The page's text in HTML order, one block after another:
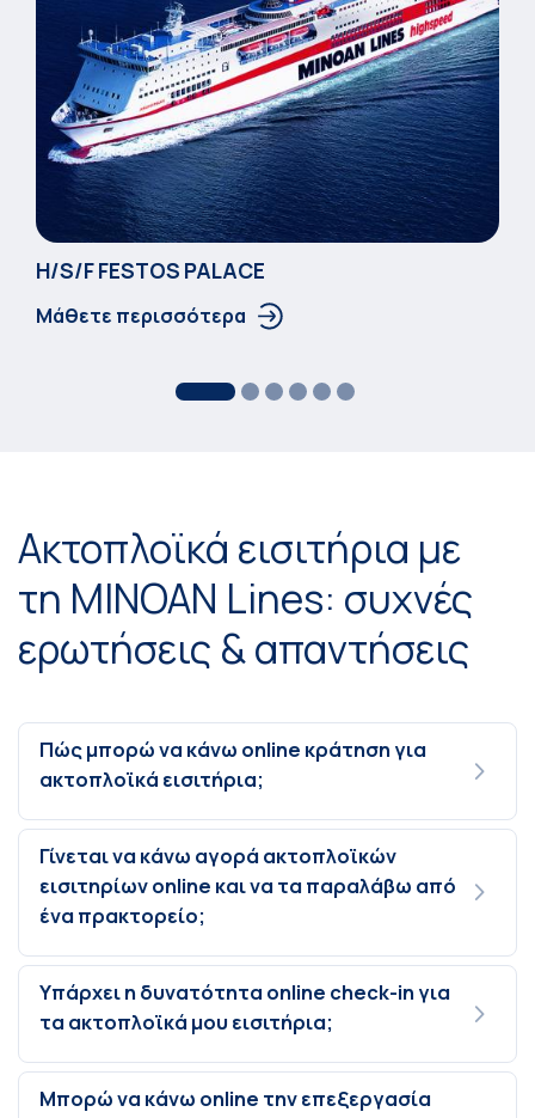
Η/S/F FESTOS PALACΕ
Μάθετε περισσότερα
Ακτοπλοϊκά εισιτήρια με
τη MINOAN Lines: συχνές
ερωτήσεις & απαντήσεις
Πώς μπορώ να κάνω online κράτηση για
ακτοπλοϊκά εισιτήρια;
Γίνεται να κάνω αγορά ακτοπλοϊκών
εισιτηρίων online και να τα παραλάβω από
ένα πρακτορείο;
Υπάρχει η δυνατότητα online check-in για
τα ακτοπλοϊκά μου εισιτήρια;
Μπορώ να κάνω online την επεξεργασία